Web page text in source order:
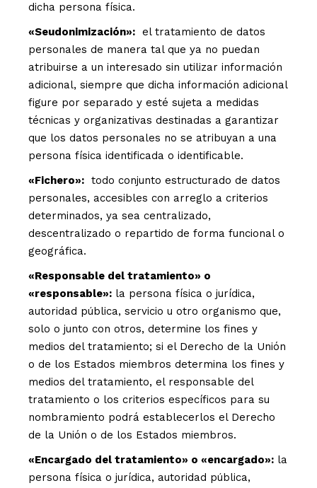
dicha persona física.
«Seudonimización»: el tratamiento de datos
personales de manera tal que ya no puedan
atribuirse a un interesado sin utilizar información
adicional, siempre que dicha información adicional
figure por separado y esté sujeta a medidas
técnicas y organizativas destinadas a garantizar
que los datos personales no se atribuyan a una
persona física identificada o identificable.
«Fichero»: todo conjunto estructurado de datos
personales, accesibles con arreglo a criterios
determinados, ya sea centralizado,
descentralizado o repartido de forma funcional o
geográfica.
«Responsable del tratamiento» o
«responsable»: la persona física o jurídica,
autoridad pública, servicio u otro organismo que,
solo o junto con otros, determine los fines y
medios del tratamiento; si el Derecho de la Unión
o de los Estados miembros determina los fines y
medios del tratamiento, el responsable del
tratamiento o los criterios específicos para su
nombramiento podrá establecerlos el Derecho
de la Unión o de los Estados miembros.
«Encargado del tratamiento» o «encargado»: la
persona física o jurídica, autoridad pública,